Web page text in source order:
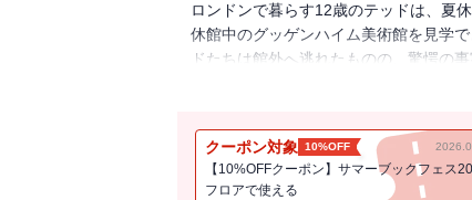
ロンドンで暮らす12歳のテッドは、夏
休館中のグッゲンハイム美術館を見学
ドたちは館外へ逃れたものの、驚愕の
だ。疑いをかけられたおばを救うため
テリ！／解説＝川出正樹
クーポン対象 10%OFF
【10%OFFクーポン】サマーブックフェス
フロアで使える